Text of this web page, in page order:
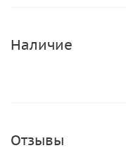
Наличие
Отзывы